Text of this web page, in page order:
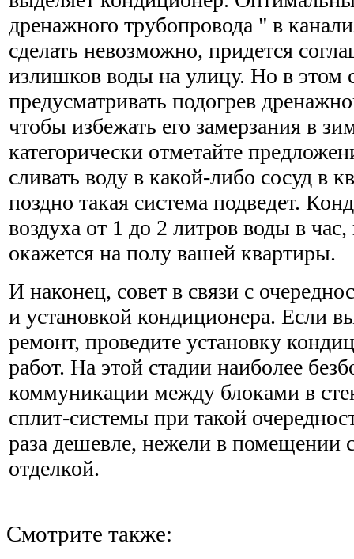
дренажного трубопровода " в
сделать невозможно, придется
излишков воды на улицу. Но в этом
предусматривать подогрев
чтобы избежать его замерзания в
категорически отметайте
сливать воду в какой-либо сосуд в
поздно такая система подведет.
воздуха от 1 до 2 литров воды в
окажется на полу вашей квартиры.
И наконец, совет в связи с
и установкой кондиционера. Если
ремонт, проведите установку
работ. На этой стадии наиболее
коммуникации между блоками в
сплит-системы при такой
раза дешевле, нежели в помещении
отделкой.
Смотрите также: